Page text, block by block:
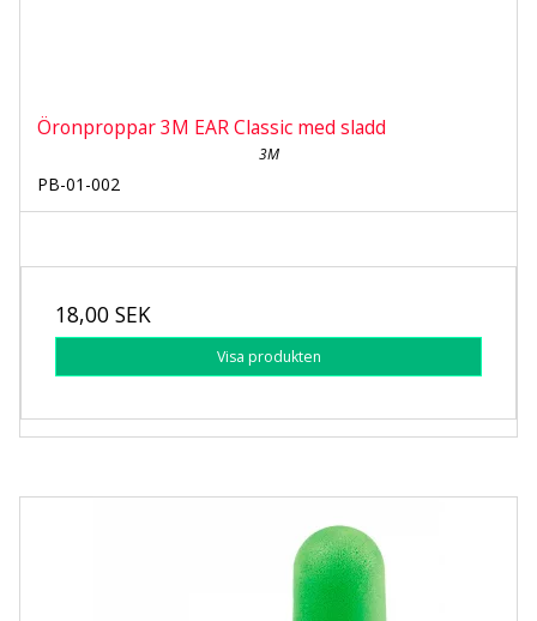
Öronproppar 3M EAR Classic med sladd
3M
PB-01-002
18,00 SEK
Visa produkten